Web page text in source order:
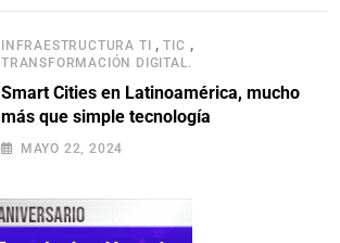
INFRAESTRUCTURA TI ,TIC ,
TRANSFORMACIÓN DIGITAL.
Smart Cities en Latinoamérica, mucho
más que simple tecnología
MAYO 22, 2024